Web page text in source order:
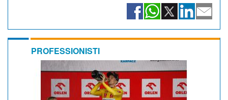
PROFESSIONISTI